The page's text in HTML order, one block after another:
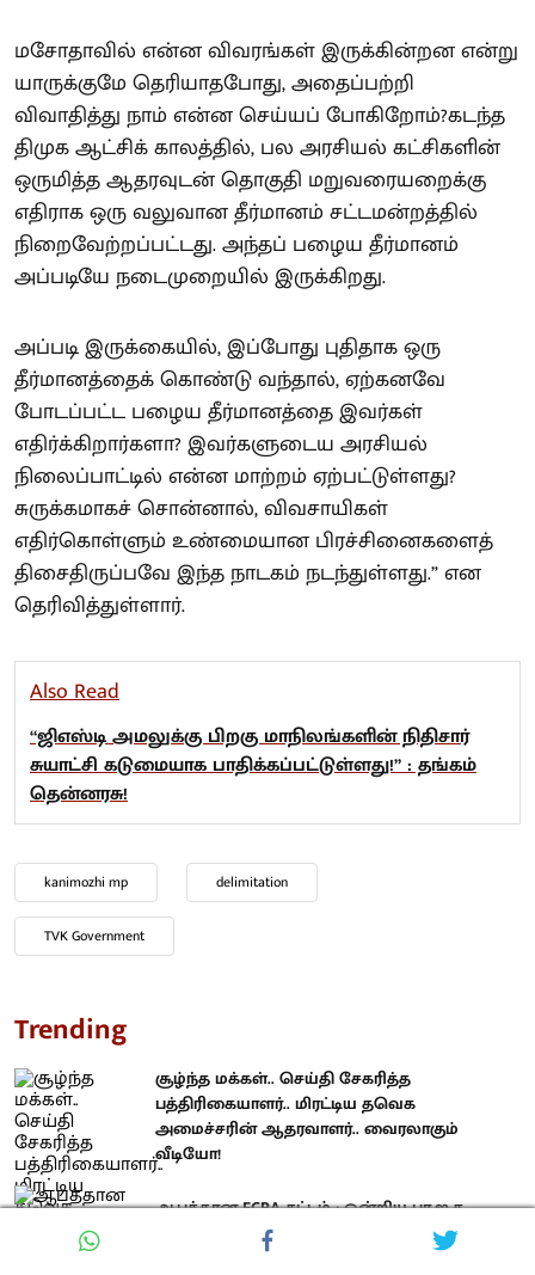
மசோதாவில் என்ன விவரங்கள் இருக்கின்றன என்று
யாருக்குமே தெரியாதபோது, அதைப்பற்றி
விவாதித்து நாம் என்ன செய்யப் போகிறோம்?கடந்த
திமுக ஆட்சிக் காலத்தில், பல அரசியல் கட்சிகளின்
ஒருமித்த ஆதரவுடன் தொகுதி மறுவரையறைக்கு
எதிராக ஒரு வலுவான தீர்மானம் சட்டமன்றத்தில்
நிறைவேற்றப்பட்டது. அந்தப் பழைய தீர்மானம்
அப்படியே நடைமுறையில் இருக்கிறது.
அப்படி இருக்கையில், இப்போது புதிதாக ஒரு
தீர்மானத்தைக் கொண்டு வந்தால், ஏற்கனவே
போடப்பட்ட பழைய தீர்மானத்தை இவர்கள்
எதிர்க்கிறார்களா? இவர்களுடைய அரசியல்
நிலைப்பாட்டில் என்ன மாற்றம் ஏற்பட்டுள்ளது?
சுருக்கமாகச் சொன்னால், விவசாயிகள்
எதிர்கொள்ளும் உண்மையான பிரச்சினைகளைத்
திசைதிருப்பவே இந்த நாடகம் நடந்துள்ளது.” என
தெரிவித்துள்ளார்.
Also Read
“ஜிஎஸ்டி அமலுக்கு பிறகு மாநிலங்களின் நிதிசார்
சுயாட்சி கடுமையாக பாதிக்கப்பட்டுள்ளது!” : தங்கம்
தென்னரசு!
kanimozhi mp delimitation
TVK Government
Trending
சூழ்ந்த மக்கள்.. செய்தி சேகரித்த
பத்திரிகையாளர்.. மிரட்டிய தவெக
அமைச்சரின் ஆதரவாளர்.. வைரலாகும்
வீடியோ!
ஆபத்தான FCRA சட்டம் : ஒன்றிய பா.ஜ.க
அரசுக்கு கோரிக்கை வைத்த கழகத் தலைவர்
மு.க.ஸ்டாலின்!